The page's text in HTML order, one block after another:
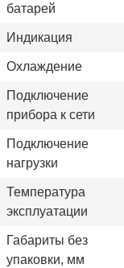
батарей
Индикация
Охлаждение
Подключение
прибора к сети
Подключение
нагрузки
Температура
эксплуатации
Габариты без
упаковки, мм